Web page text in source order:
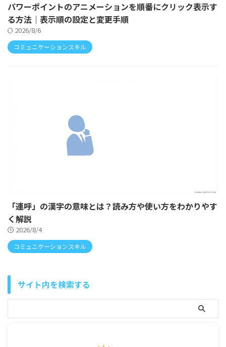
パワーポイントのアニメーションを順番にクリック表示す
る方法｜表示順の設定と変更手順
2026/8/6
コミュニケーションスキル
「連呼」の漢字の意味とは？読み方や使い方をわかりやす
く解説
2026/8/4
コミュニケーションスキル
サイト内を検索する